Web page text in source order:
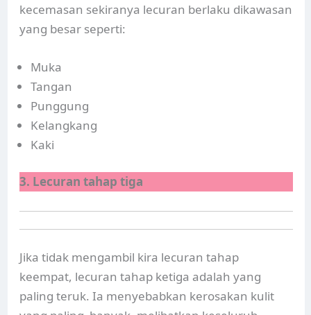
kecemasan sekiranya lecuran berlaku dikawasan
yang besar seperti:
Muka
Tangan
Punggung
Kelangkang
Kaki
3. Lecuran tahap tiga
Jika tidak mengambil kira lecuran tahap
keempat, lecuran tahap ketiga adalah yang
paling teruk. Ia menyebabkan kerosakan kulit